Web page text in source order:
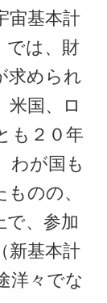
宙基本計
では、財
求められ
米国、ロ
も２０年
わが国も
のの、
で、参加
新基本計
洋々でな